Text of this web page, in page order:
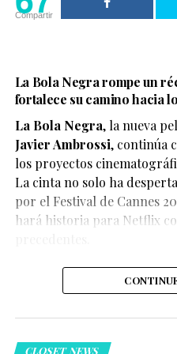
Según el medio
para interpretar al líder de
reinicio de la franquicia.
Compartir
La Bola Negra rompe un
fortalece su camino hacia
La Bola Negra, la nueva
Javier Ambrossi, continúa
los proyectos
La cinta no solo ha
por el Festival de Cannes
hará historia para Netflix
CLOSET NEWS